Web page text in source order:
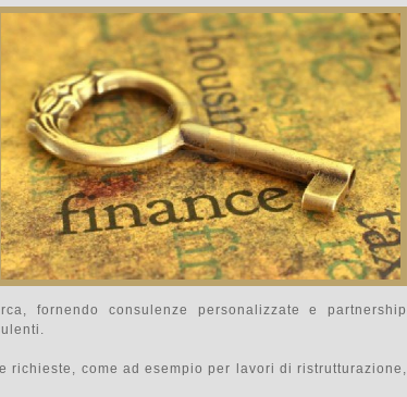
fornendo consulenze personalizzate e partnership
richieste, come ad esempio per lavori di ristrutturazione,